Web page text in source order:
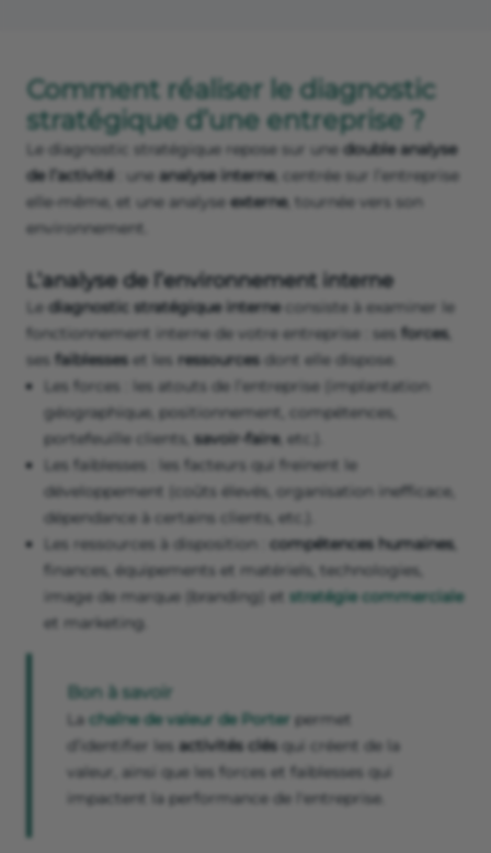
Comment réaliser le diagnostic
stratégique d’une entreprise ?
Le diagnostic stratégique repose sur une double analyse
de l’activité : une analyse interne, centrée sur l’entreprise
elle-même, et une analyse externe, tournée vers son
environnement.
L’analyse de l’environnement interne
Le diagnostic stratégique interneconsiste à examiner le
fonctionnement interne de votre entreprise : ses forces,
ses faiblesses et les ressources dont elle dispose.
Les forces : les atouts de l’entreprise (implantation
géographique, positionnement, compétences,
portefeuille clients, savoir-faire, etc.).
Les faiblesses : les facteurs qui freinent le
développement (coûts élevés, organisation inefficace,
dépendance à certains clients, etc.).
Les ressources à disposition : compétences humaines,
finances, équipements et matériels, technologies,
image de marque (branding) et stratégie commerciale
et marketing.
Bon à savoir
La chaîne de valeur de Porter permet
d’identifier les activités clés qui créent de la
valeur, ainsi que les forces et faiblesses qui
impactent la performance de l'entreprise.